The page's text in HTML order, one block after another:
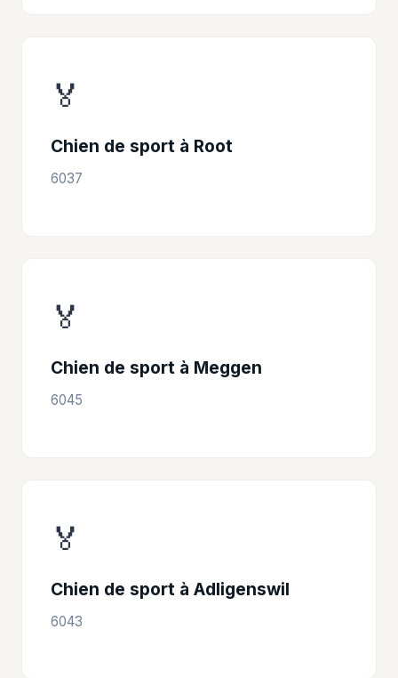
🏅
Chien de sport à Root
6037
🏅
Chien de sport à Meggen
6045
🏅
Chien de sport à Adligenswil
6043